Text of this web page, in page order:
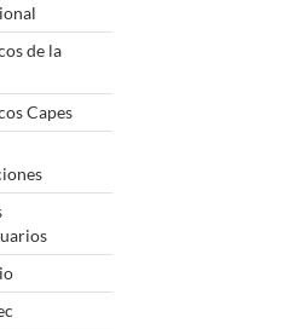
de la
Capes